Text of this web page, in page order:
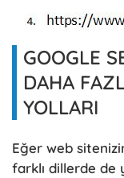
GOOGLE
DAHA
YOLLARI
Eğer web
farklı dillerde de